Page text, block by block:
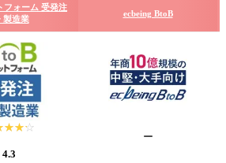
フォーム 受発注
製造業
ecbeing BtoB
4.3
ー